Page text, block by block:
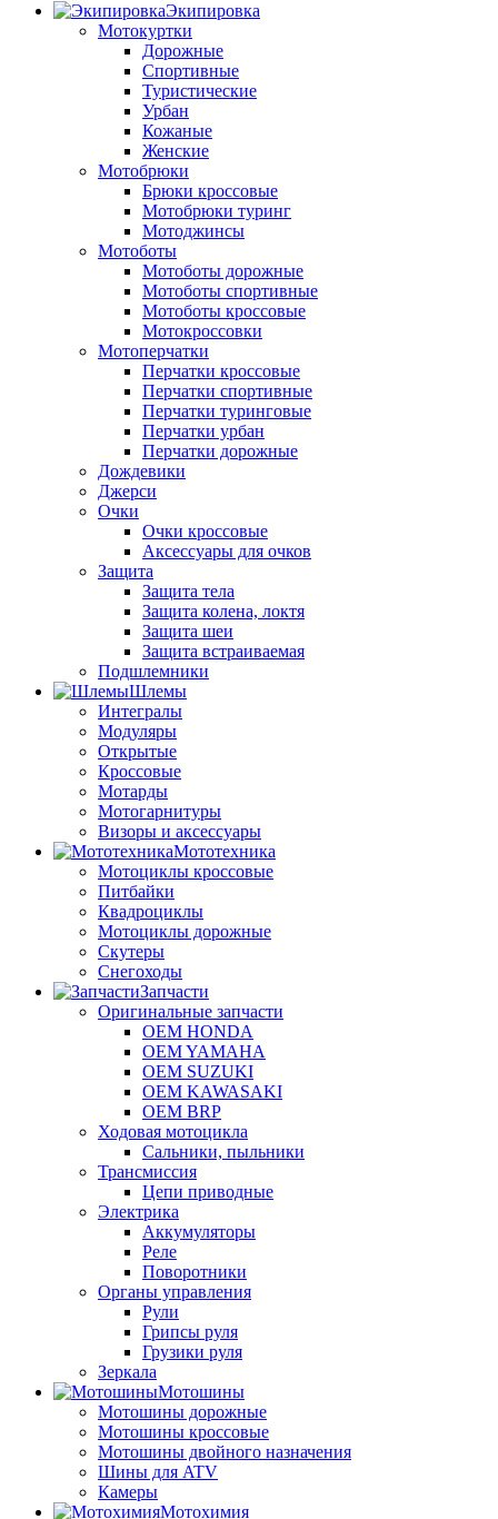
Экипировка
Мотокуртки
Дорожные
Спортивные
Туристические
Урбан
Кожаные
Женские
Мотобрюки
Брюки кроссовые
Мотобрюки туринг
Мотоджинсы
Мотоботы
Мотоботы дорожные
Мотоботы спортивные
Мотоботы кроссовые
Мотокроссовки
Мотоперчатки
Перчатки кроссовые
Перчатки спортивные
Перчатки туринговые
Перчатки урбан
Перчатки дорожные
Дождевики
Джерси
Очки
Очки кроссовые
Аксессуары для очков
Защита
Защита тела
Защита колена, локтя
Защита шеи
Защита встраиваемая
Подшлемники
Шлемы
Интегралы
Модуляры
Открытые
Кроссовые
Мотарды
Мотогарнитуры
Визоры и аксессуары
Мототехника
Мотоциклы кроссовые
Питбайки
Квадроциклы
Мотоциклы дорожные
Скутеры
Снегоходы
Запчасти
Оригинальные запчасти
OEM HONDA
OEM YAMAHA
OEM SUZUKI
OEM KAWASAKI
OEM BRP
Ходовая мотоцикла
Сальники, пыльники
Трансмиссия
Цепи приводные
Электрика
Аккумуляторы
Реле
Поворотники
Органы управления
Рули
Грипсы руля
Грузики руля
Зеркала
Мотошины
Мотошины дорожные
Мотошины кроссовые
Мотошины двойного назначения
Шины для ATV
Камеры
Мотохимия